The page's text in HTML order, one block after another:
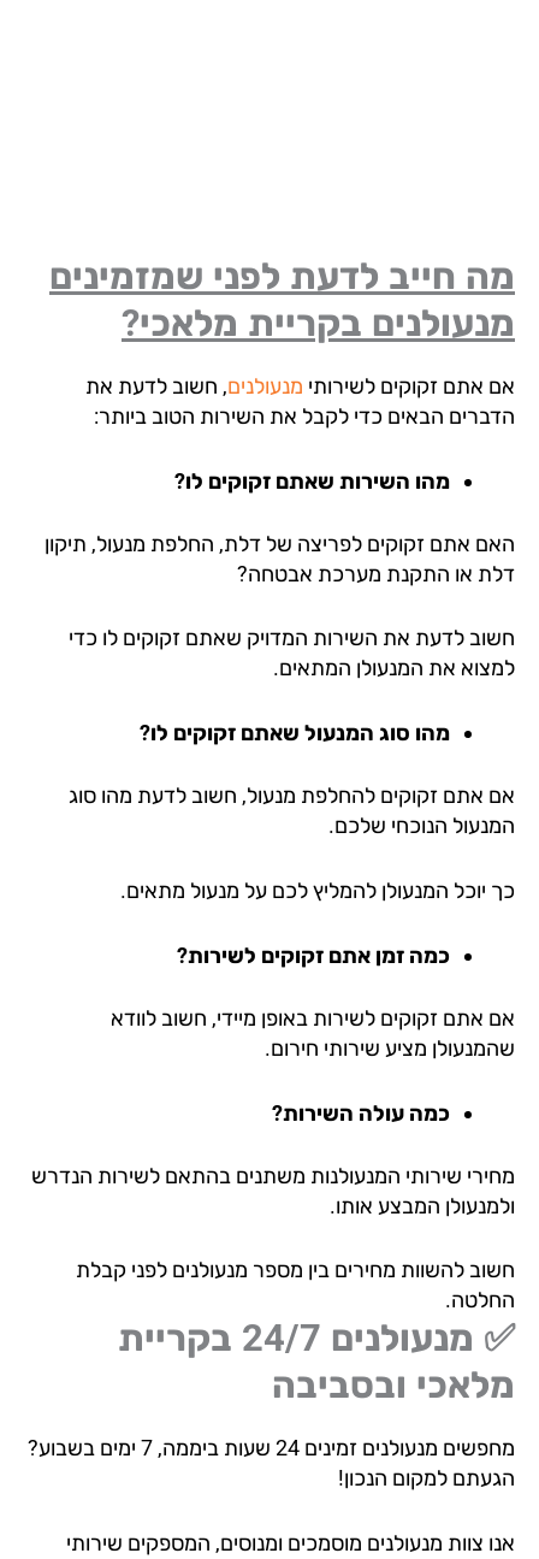
חייב לדעת לפני שמזמינים
בקריית מלאכי?
אתם זקוקים לשירותימנעולנים, חשוב לדעת את
הבאים כדי לקבל את השירות הטוב ביותר:
מהו השירות שאתם זקוקים לו?
אתם זקוקים לפריצה של דלת, החלפת מנעול, תיקון
או התקנת מערכת אבטחה?
לדעת את השירות המדויק שאתם זקוקים לו כדי
את המנעולן המתאים.
מהו סוג המנעול שאתם זקוקים לו?
אתם זקוקים להחלפת מנעול, חשוב לדעת מהו סוג
הנוכחי שלכם.
יוכל המנעולן להמליץ לכם על מנעול מתאים.
כמה זמן אתם זקוקים לשירות?
אתם זקוקים לשירות באופן מיידי, חשוב לוודא
מציע שירותי חירום.
כמה עולה השירות?
שירותי המנעולנות משתנים בהתאם לשירות הנדרש
המבצע אותו.
להשוות מחירים בין מספר מנעולנים לפני קבלת
מנעולנים 24/7 בקריית
ובסביבה
מחפשים מנעולנים זמינים 24 שעות ביממה, 7 ימים בשבוע?
למקום הנכון!
צוות מנעולנים מוסמכים ומנוסים, המספקים שירותי